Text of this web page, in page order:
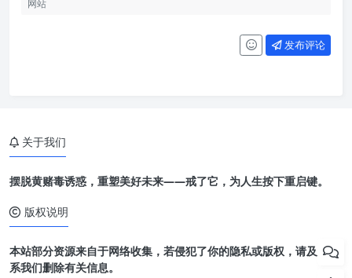
发布评论
关于我们
摆脱黄赌毒诱惑，重塑美好未来——戒了它，为人生按下重启键。
版权说明
本站部分资源来自于网络收集，若侵犯了你的隐私或版权，请及时联
系我们删除有关信息。